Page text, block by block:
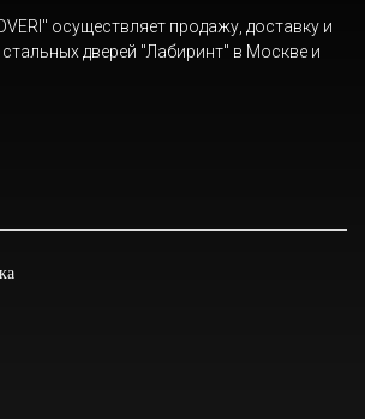
осуществляет продажу, доставку и
дверей "Лабиринт" в Москве и